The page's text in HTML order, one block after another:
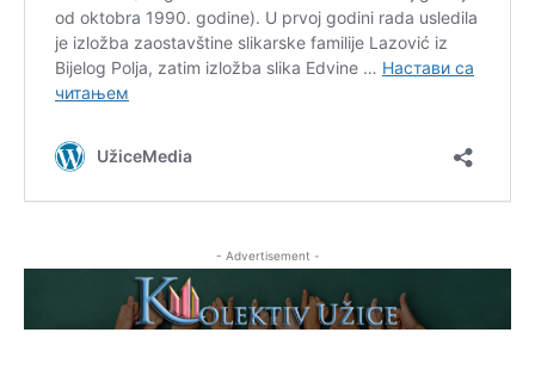
- Advertisement -